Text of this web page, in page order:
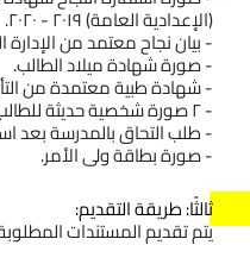
(الإعدادية العامة) ٢٠١٩ - ٢٠٢٠.
- بيان نجاح معتمد من الإدارة
- صورة شهادة ميلاد الطالب.
- شهادة طبية معتمدة من
- ٢ صورة شخصية حديثة للطالب المتقدم.
- طلب التحاق بالمدرسة بعد
- صورة بطاقة ولى الأمر.
ثالثًا: طريقة التقديم:
يتم تقديم المستندات